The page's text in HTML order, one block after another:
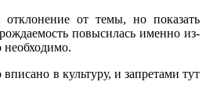
отклонение от темы, но показать
повысилась именно из-
необходимо.
в культуру, и запретами тут